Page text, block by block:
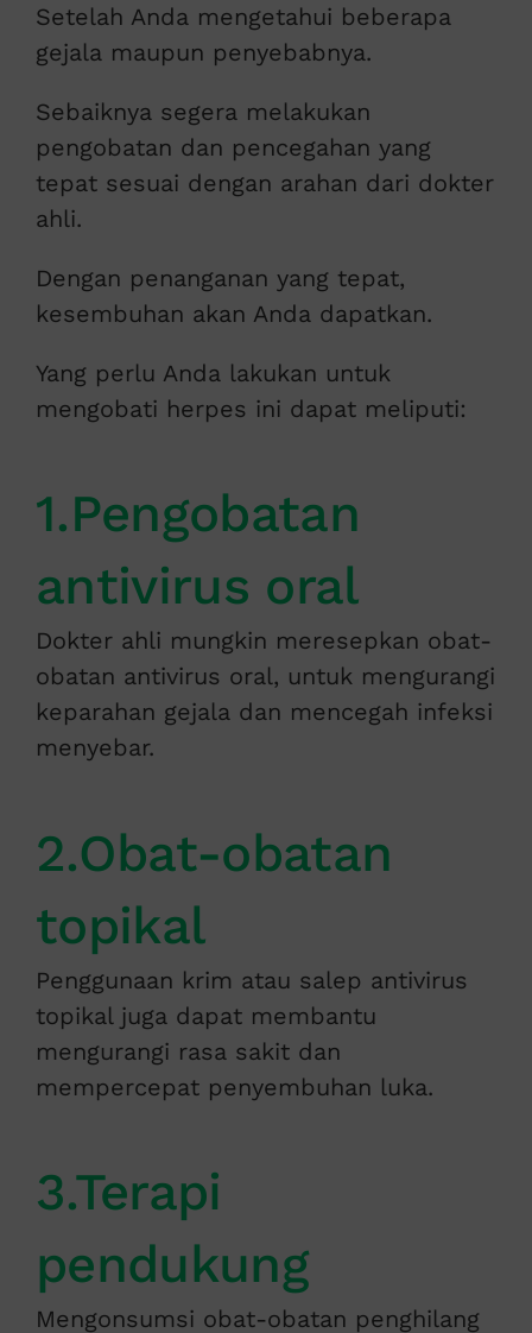
Setelah Anda mengetahui beberapa
gejala maupun penyebabnya.
Sebaiknya segera melakukan
pengobatan dan pencegahan yang
tepat sesuai dengan arahan dari dokter
ahli.
Dengan penanganan yang tepat,
kesembuhan akan Anda dapatkan.
Yang perlu Anda lakukan untuk
mengobati herpes ini dapat meliputi:
1.Pengobatan
antivirus oral
Dokter ahli mungkin meresepkan obat-
obatan antivirus oral, untuk mengurangi
keparahan gejala dan mencegah infeksi
menyebar.
2.Obat-obatan
topikal
Penggunaan krim atau salep antivirus
topikal juga dapat membantu
mengurangi rasa sakit dan
mempercepat penyembuhan luka.
3.Terapi
pendukung
Mengonsumsi obat-obatan penghilang